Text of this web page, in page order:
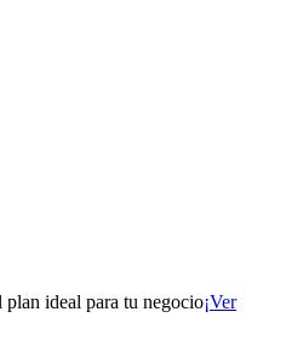
plan ideal para tu negocio¡Ver